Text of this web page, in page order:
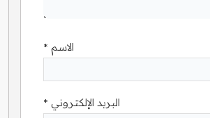
الاسم *
البريد الإلكتروني *